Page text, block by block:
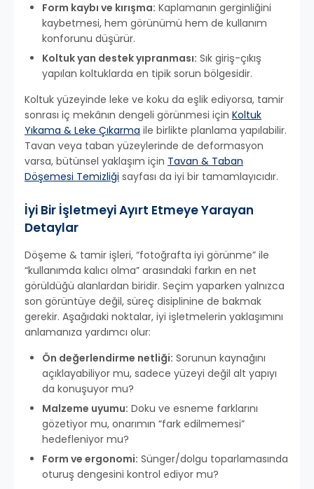
Form kaybı ve kırışma: Kaplamanın gerginliğini
kaybetmesi, hem görünümü hem de kullanım
konforunu düşürür.
Koltuk yan destek yıpranması: Sık giriş-çıkış
yapılan koltuklarda en tipik sorun bölgesidir.
Koltuk yüzeyinde leke ve koku da eşlik ediyorsa, tamir
sonrası iç mekânın dengeli görünmesi için Koltuk
Yıkama & Leke Çıkarma ile birlikte planlama yapılabilir.
Tavan veya taban yüzeylerinde de deformasyon
varsa, bütünsel yaklaşım için Tavan & Taban
Döşemesi Temizliği sayfası da iyi bir tamamlayıcıdır.
İyi Bir İşletmeyi Ayırt Etmeye Yarayan
Detaylar
Döşeme & tamir işleri, “fotoğrafta iyi görünme” ile
“kullanımda kalıcı olma” arasındaki farkın en net
görüldüğü alanlardan biridir. Seçim yaparken yalnızca
son görüntüye değil, süreç disiplinine de bakmak
gerekir. Aşağıdaki noktalar, iyi işletmelerin yaklaşımını
anlamanıza yardımcı olur:
Ön değerlendirme netliği: Sorunun kaynağını
açıklayabiliyor mu, sadece yüzeyi değil alt yapıyı
da konuşuyor mu?
Malzeme uyumu: Doku ve esneme farklarını
gözetiyor mu, onarımın “fark edilmemesi”
hedefleniyor mu?
Form ve ergonomi: Sünger/dolgu toparlamasında
oturuş dengesini kontrol ediyor mu?